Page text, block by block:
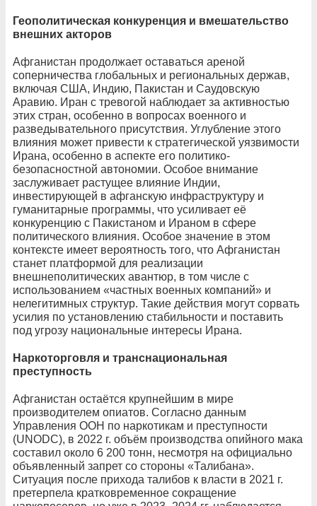
Геополитическая конкуренция и вмешательство
внешних акторов
Афганистан продолжает оставаться ареной
соперничества глобальных и региональных держав,
включая США, Индию, Пакистан и Саудовскую
Аравию. Иран с тревогой наблюдает за активностью
этих стран, особенно в вопросах военного и
разведывательного присутствия. Углубление этого
влияния может привести к стратегической уязвимости
Ирана, особенно в аспекте его политико-
безопасностной автономии. Особое внимание
заслуживает растущее влияние Индии,
инвестирующей в афганскую инфраструктуру и
гуманитарные программы, что усиливает её
конкуренцию с Пакистаном и Ираном в сфере
политического влияния. Особое значение в этом
контексте имеет вероятность того, что Афганистан
станет платформой для реализации
внешнеполитических авантюр, в том числе с
использованием «частных военных компаний» и
нелегитимных структур. Такие действия могут сорвать
усилия по установлению стабильности и поставить
под угрозу национальные интересы Ирана.
Наркоторговля и транснациональная
преступность
Афганистан остаётся крупнейшим в мире
производителем опиатов. Согласно данным
Управления ООН по наркотикам и преступности
(UNODC), в 2022 г. объём производства опийного мака
составил около 6 200 тонн, несмотря на официально
объявленный запрет со стороны «Талибана».
Ситуация после прихода талибов к власти в 2021 г.
претерпела кратковременное сокращение